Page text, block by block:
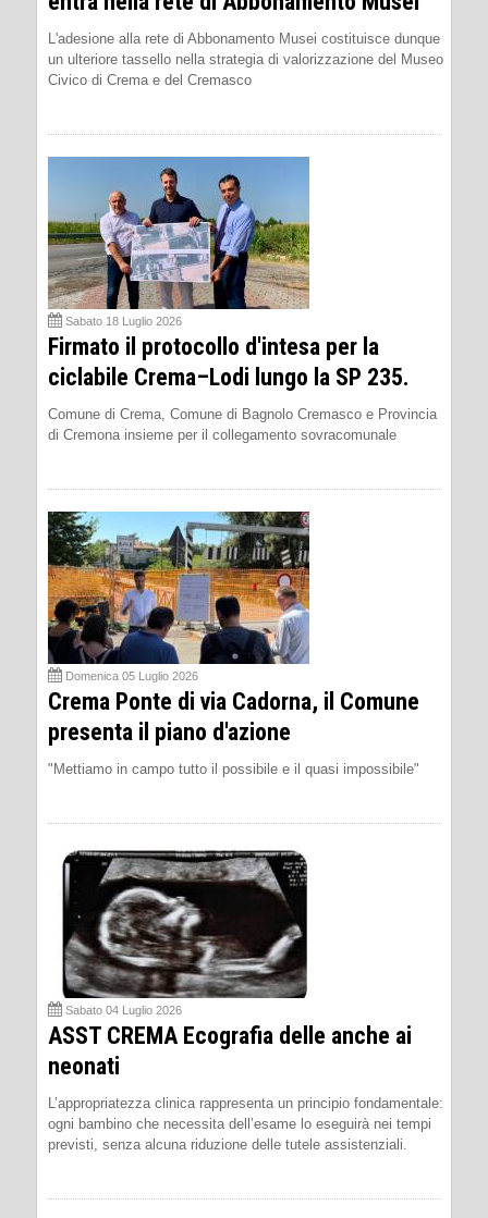
L'adesione alla rete di Abbonamento Musei costituisce dunque
un ulteriore tassello nella strategia di valorizzazione del Museo
Civico di Crema e del Cremasco
Sabato 18 Luglio 2026
Firmato il protocollo d'intesa per la
ciclabile Crema–Lodi lungo la SP 235.
Comune di Crema, Comune di Bagnolo Cremasco e Provincia
di Cremona insieme per il collegamento sovracomunale
Domenica 05 Luglio 2026
Crema Ponte di via Cadorna, il Comune
presenta il piano d'azione
"Mettiamo in campo tutto il possibile e il quasi impossibile"
Sabato 04 Luglio 2026
ASST CREMA Ecografia delle anche ai
neonati
L’appropriatezza clinica rappresenta un principio fondamentale:
ogni bambino che necessita dell’esame lo eseguirà nei tempi
previsti, senza alcuna riduzione delle tutele assistenziali.